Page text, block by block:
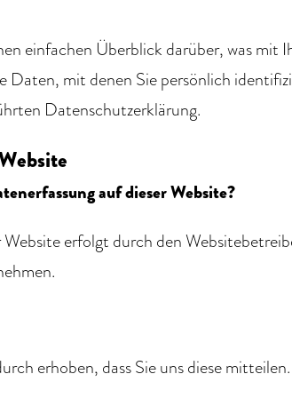
einfachen Überblick darüber, was mit
Daten, mit denen Sie persönlich
Datenschutzerklärung.
auf dieser Website?
erfolgt durch den
erhoben, dass Sie uns diese